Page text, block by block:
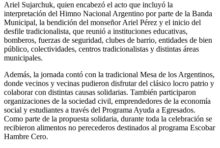
Ariel Sujarchuk, quien encabezó el acto que incluyó la
interpretación del Himno Nacional Argentino por parte de la Banda
Municipal, la bendición del monseñor Ariel Pérez y el inicio del
desfile tradicionalista, que reunió a instituciones educativas,
bomberos, fuerzas de seguridad, clubes de barrio, entidades de bien
público, colectividades, centros tradicionalistas y distintas áreas
municipales.
Además, la jornada contó con la tradicional Mesa de los Argentinos,
donde vecinos y vecinas pudieron disfrutar del clásico locro patrio y
colaborar con distintas causas solidarias. También participaron
organizaciones de la sociedad civil, emprendedores de la economía
social y estudiantes a través del Programa Ayuda a Egresados.
Como parte de la propuesta solidaria, durante toda la celebración se
recibieron alimentos no perecederos destinados al programa Escobar
Hambre Cero.